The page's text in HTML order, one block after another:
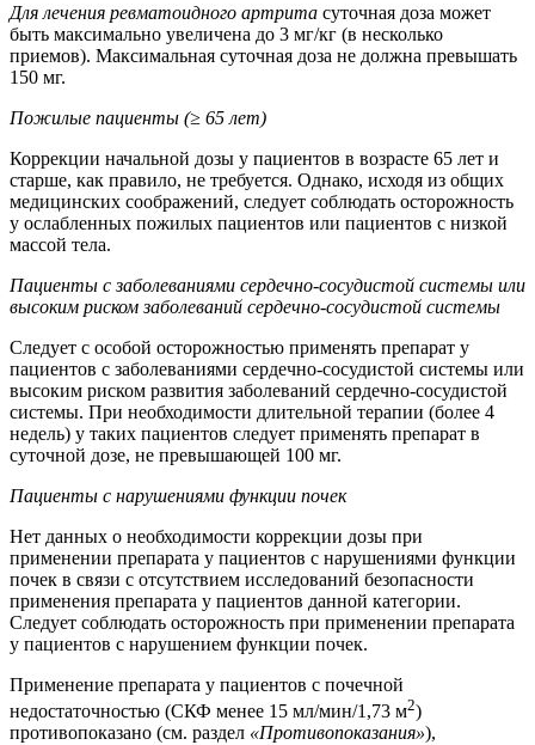
Для лечения ревматоидного артрита суточная доза может
быть максимально увеличена до 3 мг/кг (в несколько
приемов). Максимальная суточная доза не должна превышать
150 мг.
Пожилые пациенты (≥ 65 лет)
Коррекции начальной дозы у пациентов в возрасте 65 лет и
старше, как правило, не требуется. Однако, исходя из общих
медицинских соображений, следует соблюдать осторожность
у ослабленных пожилых пациентов или пациентов с низкой
массой тела.
Пациенты с заболеваниями сердечно-сосудистой системы или
высоким риском заболеваний сердечно-сосудистой системы
Следует с особой осторожностью применять препарат у
пациентов с заболеваниями сердечно-сосудистой системы или
высоким риском развития заболеваний сердечно-сосудистой
системы. При необходимости длительной терапии (более 4
недель) у таких пациентов следует применять препарат в
суточной дозе, не превышающей 100 мг.
Пациенты с нарушениями функции почек
Нет данных о необходимости коррекции дозы при
применении препарата у пациентов с нарушениями функции
почек в связи с отсутствием исследований безопасности
применения препарата у пациентов данной категории.
Следует соблюдать осторожность при применении препарата
у пациентов с нарушением функции почек.
Применение препарата у пациентов с почечной
недостаточностью (СКФ менее 15 мл/мин/1,73 м2)
противопоказано (см. раздел «Противопоказания»),